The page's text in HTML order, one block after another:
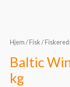
Hjem / Fisk /
Baltic
kg